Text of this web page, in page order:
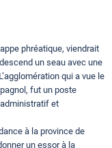
phréatique, viendrait
un seau avec une
qui a vue le
fut un poste
et
à la province de
un essor à la